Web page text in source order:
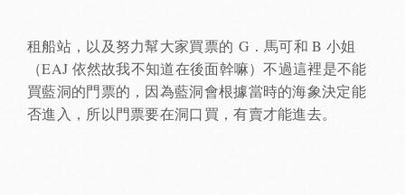
租船站，以及努力幫大家買票的 G．馬可和 B 小姐
（EAJ 依然故我不知道在後面幹嘛）不過這裡是不能
買藍洞的門票的，因為藍洞會根據當時的海象決定能
否進入，所以門票要在洞口買，有賣才能進去。